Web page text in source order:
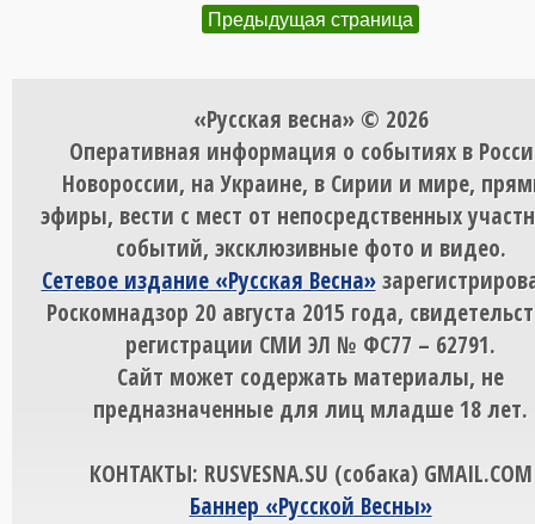
Предыдущая страница
«Русская весна» © 2026
Оперативная информация о событиях в
Новороссии, на Украине, в Сирии и мире,
эфиры, вести с мест от непосредственных
событий, эксклюзивные фото и видео.
Сетевое издание «Русская Весна»
Роскомнадзор 20 августа 2015 года,
регистрации СМИ ЭЛ № ФС77 – 62791.
Сайт может содержать материалы, не
предназначенные для лиц младше 18 лет.
КОНТАКТЫ: RUSVESNA.SU (собака) GMAIL.COM
Баннер «Русской Весны»